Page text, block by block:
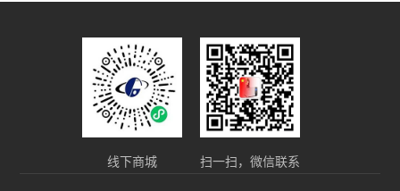
线下商城 扫一扫，微信联系